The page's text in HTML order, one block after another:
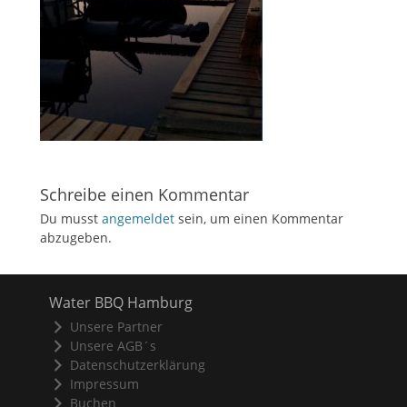
Schreibe einen Kommentar
Du musst angemeldet sein, um einen Kommentar
abzugeben.
Water BBQ Hamburg
Unsere Partner
Unsere AGB´s
Datenschutzerklärung
Impressum
Buchen